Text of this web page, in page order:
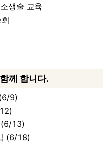
생술 교육
께 합니다.
9)
(6/13)
(6/18)